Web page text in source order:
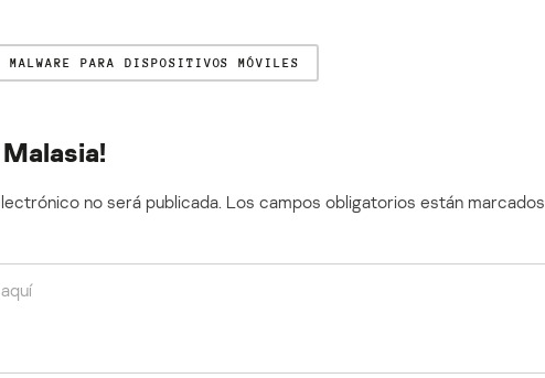
MALWARE PARA DISPOSITIVOS MÓVILES
no será publicada. Los campos obligatorios están marcados